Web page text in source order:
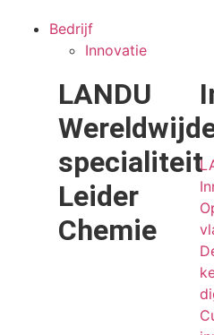
Bedrijf
Innovatie
LANDU
specialiteit
Leider
Chemie